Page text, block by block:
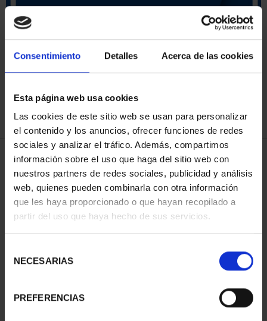
Consentimiento Detalles Acerca de las cookies
Esta página web usa cookies
Las cookies de este sitio web se usan para personalizar
el contenido y los anuncios, ofrecer funciones de redes
sociales y analizar el tráfico. Además, compartimos
información sobre el uso que haga del sitio web con
nuestros partners de redes sociales, publicidad y análisis
web, quienes pueden combinarla con otra información
que les haya proporcionado o que hayan recopilado a
partir del uso que haya hecho de sus servicios.
NECESARIAS
PREFERENCIAS
SORT BY:
3 Products found